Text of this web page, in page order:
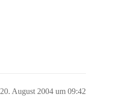
20. August 2004 um 09:42